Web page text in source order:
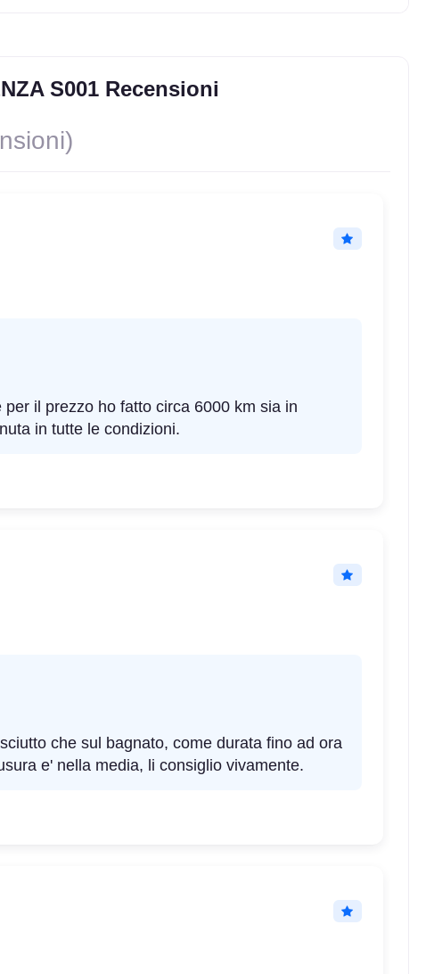
S001 Recensioni
il prezzo ho fatto circa 6000 km sia in
in tutte le condizioni.
che sul bagnato, come durata fino ad ora
e' nella media, li consiglio vivamente.